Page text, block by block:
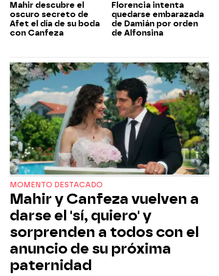
Mahir descubre el
oscuro secreto de
Afet el día de su boda
con Canfeza
Florencia intenta
quedarse embarazada
de Damián por orden
de Alfonsina
MOMENTO DESTACADO
Mahir y Canfeza vuelven a
darse el 'sí, quiero' y
sorprenden a todos con el
anuncio de su próxima
paternidad